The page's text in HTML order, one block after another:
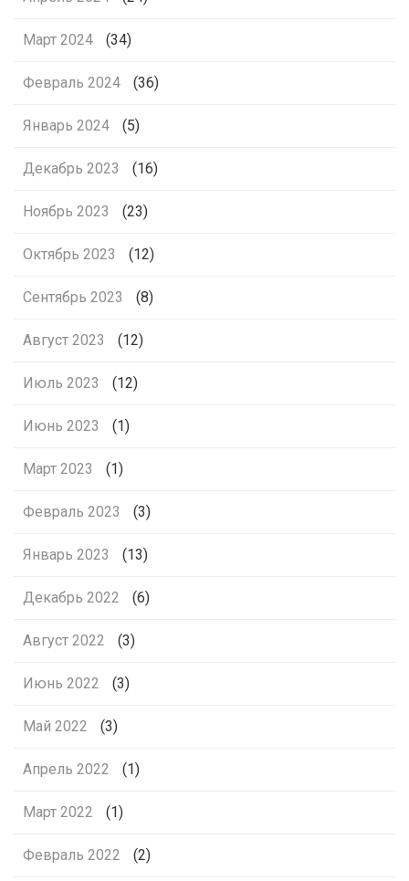
Март 2024 (34)
Февраль 2024 (36)
Январь 2024 (5)
Декабрь 2023 (16)
Ноябрь 2023 (23)
Октябрь 2023 (12)
Сентябрь 2023 (8)
Август 2023 (12)
Июль 2023 (12)
Июнь 2023 (1)
Март 2023 (1)
Февраль 2023 (3)
Январь 2023 (13)
Декабрь 2022 (6)
Август 2022 (3)
Июнь 2022 (3)
Май 2022 (3)
Апрель 2022 (1)
Март 2022 (1)
Февраль 2022 (2)